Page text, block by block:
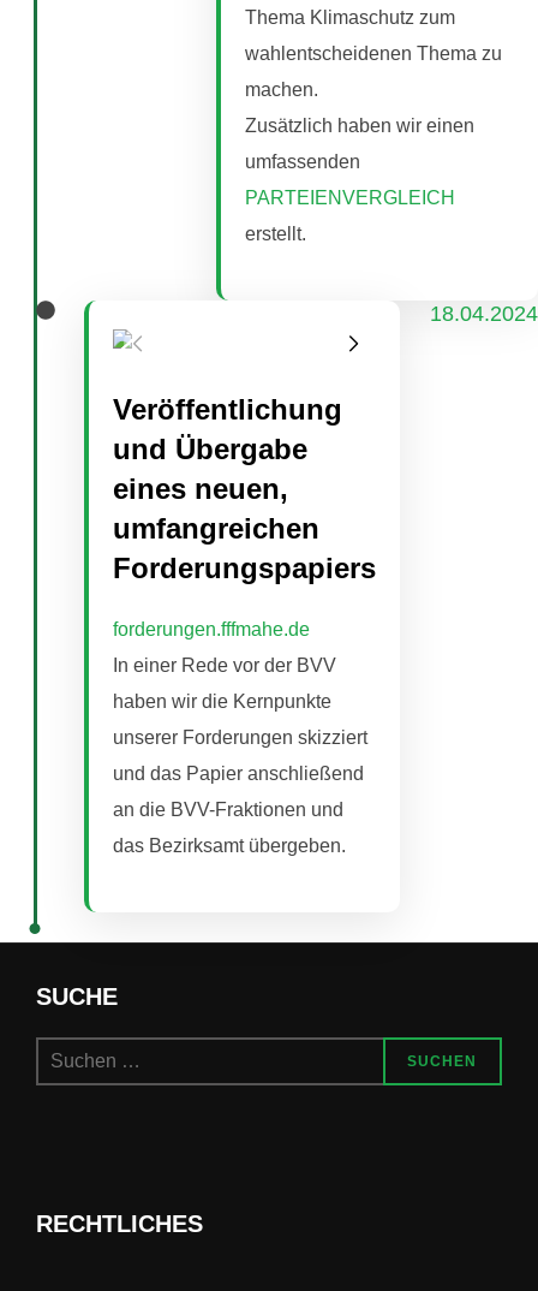
Thema Klimaschutz zum
wahlentscheidenen Thema zu
machen.
Zusätzlich haben wir einen
umfassenden
PARTEIENVERGLEICH
erstellt.
18.04.2024
Veröffentlichung
und Übergabe
eines neuen,
umfangreichen
Forderungspapiers
forderungen.fffmahe.de
In einer Rede vor der BVV
haben wir die Kernpunkte
unserer Forderungen skizziert
und das Papier anschließend
an die BVV-Fraktionen und
das Bezirksamt übergeben.
SUCHE
Suchen
SUCHEN
RECHTLICHES